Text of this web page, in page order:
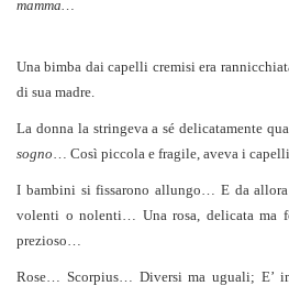
mamma…
Una bimba dai capelli cremisi era
di sua madre.
La donna la stringeva a sé delicatamente
sogno… Così piccola e fragile, aveva i
I bambini si fissarono allungo… E da
volenti o nolenti… Una rosa, delicata ma
prezioso…
Rose… Scorpius… Diversi ma uguali; E’